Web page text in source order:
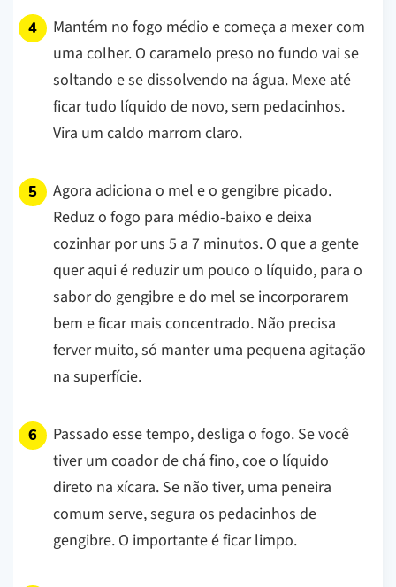
Mantém no fogo médio e começa a mexer com
uma colher. O caramelo preso no fundo vai se
soltando e se dissolvendo na água. Mexe até
ficar tudo líquido de novo, sem pedacinhos.
Vira um caldo marrom claro.
Agora adiciona o mel e o gengibre picado.
Reduz o fogo para médio-baixo e deixa
cozinhar por uns 5 a 7 minutos. O que a gente
quer aqui é reduzir um pouco o líquido, para o
sabor do gengibre e do mel se incorporarem
bem e ficar mais concentrado. Não precisa
ferver muito, só manter uma pequena agitação
na superfície.
Passado esse tempo, desliga o fogo. Se você
tiver um coador de chá fino, coe o líquido
direto na xícara. Se não tiver, uma peneira
comum serve, segura os pedacinhos de
gengibre. O importante é ficar limpo.